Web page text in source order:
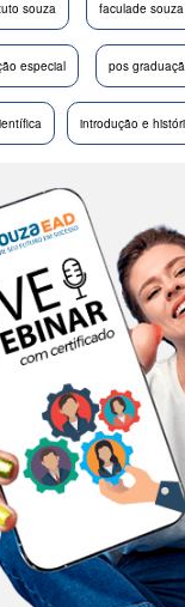
souza faculade souza
especial pos
introdução e